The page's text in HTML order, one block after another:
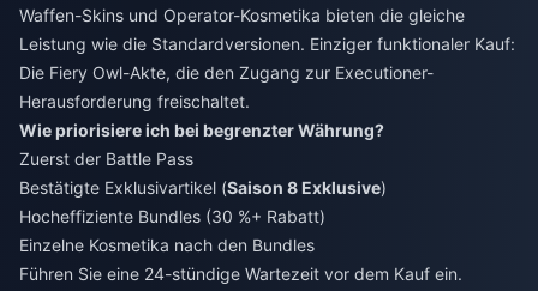
Waffen-Skins und Operator-Kosmetika bieten die gleiche
Leistung wie die Standardversionen. Einziger funktionaler Kauf:
Die Fiery Owl-Akte, die den Zugang zur Executioner-
Herausforderung freischaltet.
Wie priorisiere ich bei begrenzter Währung?
Zuerst der Battle Pass
Bestätigte Exklusivartikel (Saison 8 Exklusive)
Hocheffiziente Bundles (30 %+ Rabatt)
Einzelne Kosmetika nach den Bundles
Führen Sie eine 24-stündige Wartezeit vor dem Kauf ein.